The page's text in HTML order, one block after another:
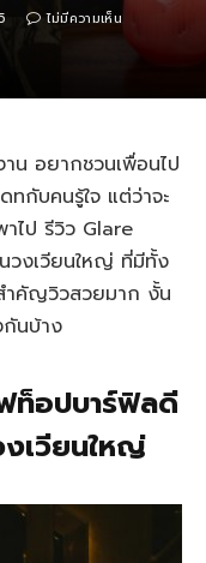
ไม่มีความเห็น
น อยากชวนเพื่อนไป
ทกับคนรู้ใจ แต่ว่าจะ
ไป รีวิว Glare
วงเวียนใหญ่ ที่มีทั้ง
ำคัญวิวสวยมาก งั้น
กันบ้าง
ท็อปบาร์ฟิลดี
งเวียนใหญ่